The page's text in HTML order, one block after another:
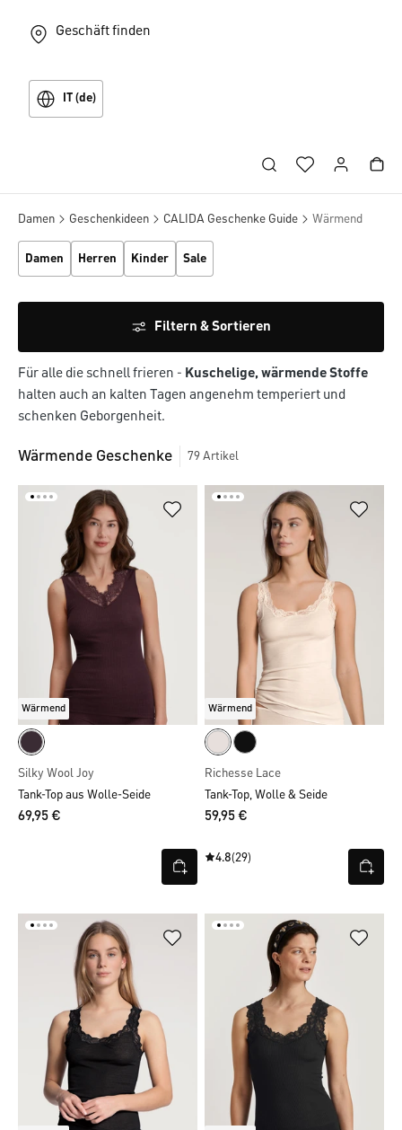
Geschäft finden
IT (de)
Damen Geschenkideen CALIDA Geschenke Guide Wärmend
Damen Herren Kinder Sale
Filtern & Sortieren
Für alle die schnell frieren - Kuschelige, wärmende Stoffe
halten auch an kalten Tagen angenehm temperiert und
schenken Geborgenheit.
Wärmende Geschenke 79 Artikel
Wärmend
Silky Wool Joy
Tank-Top aus Wolle-Seide
69,95 €
Wärmend
Richesse Lace
Tank-Top, Wolle & Seide
59,95 €
4.8(29)